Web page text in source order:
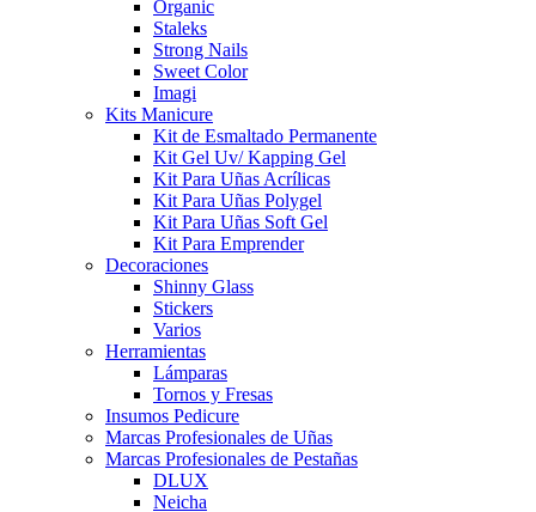
Organic
Staleks
Strong Nails
Sweet Color
Imagi
Kits Manicure
Kit de Esmaltado Permanente
Kit Gel Uv/ Kapping Gel
Kit Para Uñas Acrílicas
Kit Para Uñas Polygel
Kit Para Uñas Soft Gel
Kit Para Emprender
Decoraciones
Shinny Glass
Stickers
Varios
Herramientas
Lámparas
Tornos y Fresas
Insumos Pedicure
Marcas Profesionales de Uñas
Marcas Profesionales de Pestañas
DLUX
Neicha